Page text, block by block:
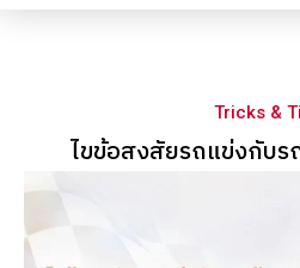
Tricks &
ไขข้อสงสัยรถแข่งกับร